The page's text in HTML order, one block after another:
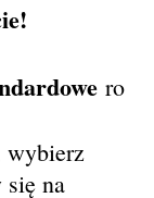
ro
wybierz
na